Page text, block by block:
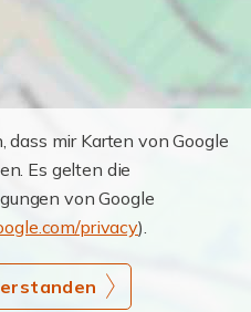
mir Karten von Google
Es gelten die
von Google
privacy).